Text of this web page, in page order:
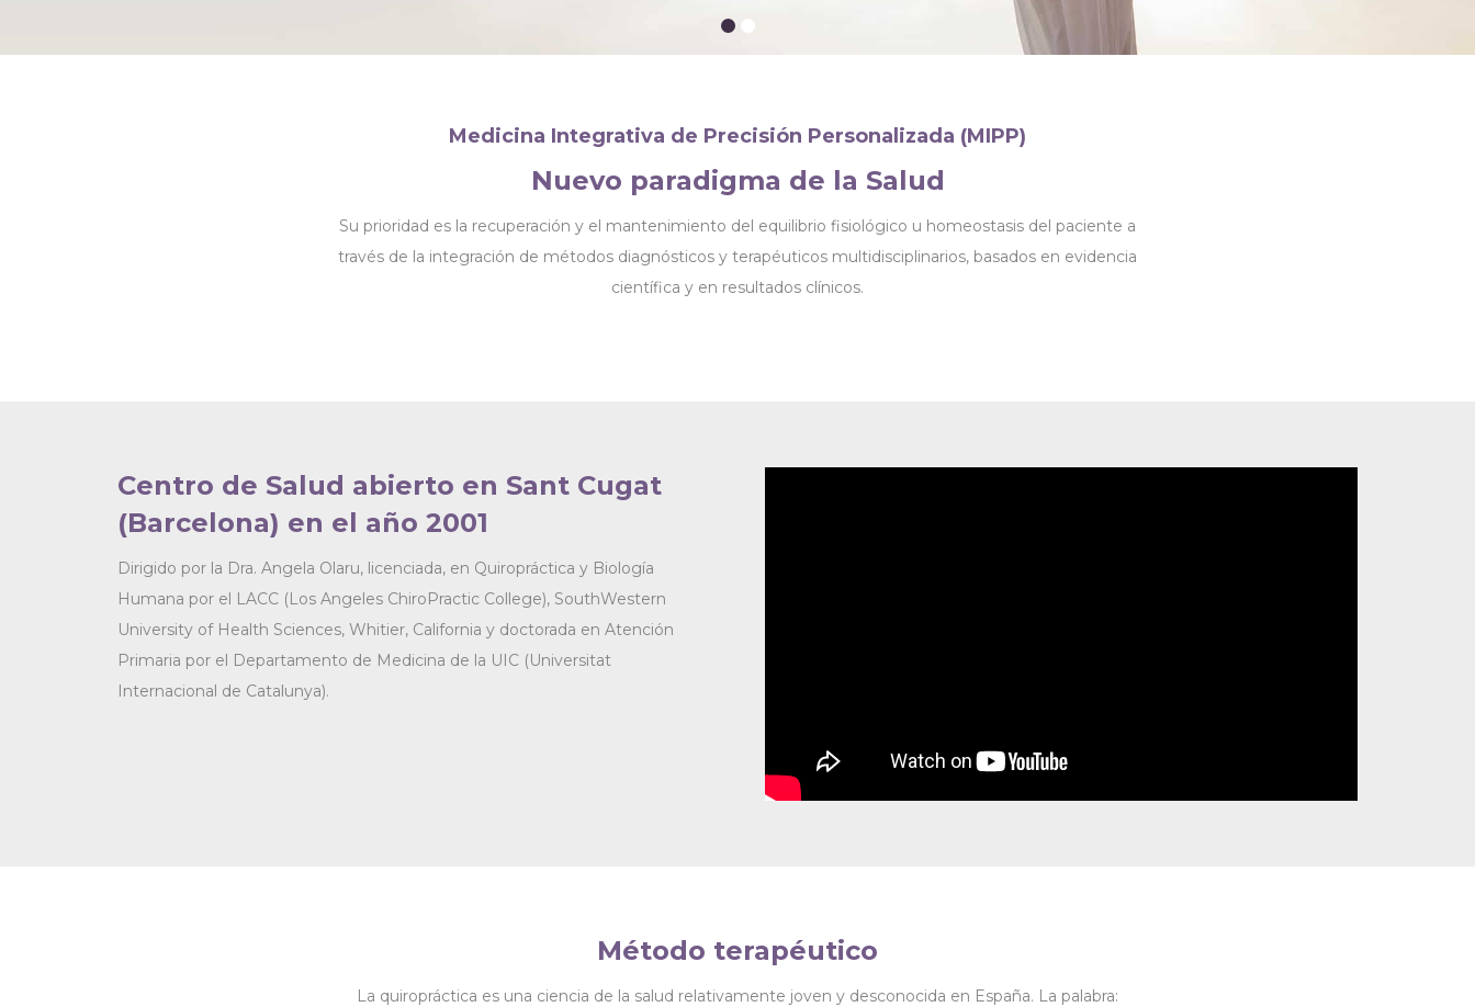
Medicina Integrativa de Precisión Personalizada (MIPP)
Nuevo paradigma de la Salud
Su prioridad es la recuperación y el mantenimiento del equilibrio fisiológico u homeostasis del paciente a
través de la integración de métodos diagnósticos y terapéuticos multidisciplinarios, basados en evidencia
científica y en resultados clínicos.
Centro de Salud abierto en Sant Cugat
(Barcelona) en el año 2001
Dirigido por la Dra. Angela Olaru, licenciada, en Quiropráctica y Biología
Humana por el LACC (Los Angeles ChiroPractic College), SouthWestern
University of Health Sciences, Whitier, California y doctorada en Atención
Primaria por el Departamento de Medicina de la UIC (Universitat
Internacional de Catalunya).
Método terapéutico
La quiropráctica es una ciencia de la salud relativamente joven y desconocida en España. La palabra: